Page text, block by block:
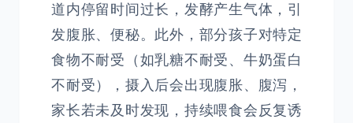
道内停留时间过长，发酵产生气体，引
发腹胀、便秘。此外，部分孩子对特定
食物不耐受（如乳糖不耐受、牛奶蛋白
不耐受），摄入后会出现腹胀、腹泻，
家长若未及时发现，持续喂食会反复诱